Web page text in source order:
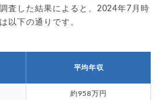
査した結果によると、2024年7月時
以下の通りです。
平均年収
約958万円